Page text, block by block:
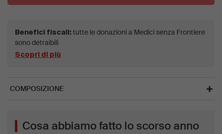
Benefici fiscali: tutte le donazioni a Medici senza Frontiere
sono detraibili
Scopri di più
COMPOSIZIONE
Cosa abbiamo fatto lo scorso anno